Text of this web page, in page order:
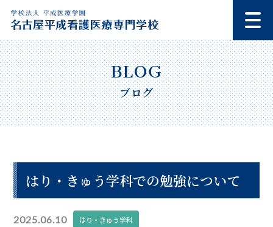
ブログ
はり・きゅう学科での勉強について
2025.06.10 はり・きゅう学科